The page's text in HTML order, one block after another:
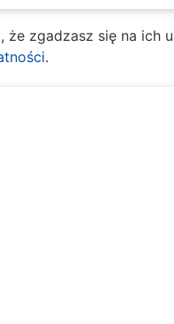
zgadzasz się na ich
.